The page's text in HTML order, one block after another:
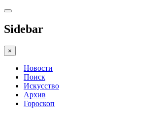
Sidebar
×
Новости
Поиск
Искусство
Архив
Гороскоп